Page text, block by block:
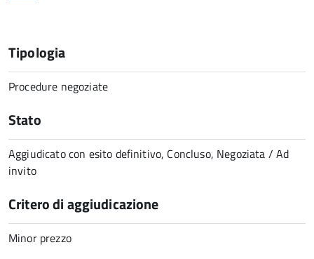
Tipologia
Procedure negoziate
Stato
Aggiudicato con esito definitivo, Concluso, Negoziata / Ad
invito
Critero di aggiudicazione
Minor prezzo